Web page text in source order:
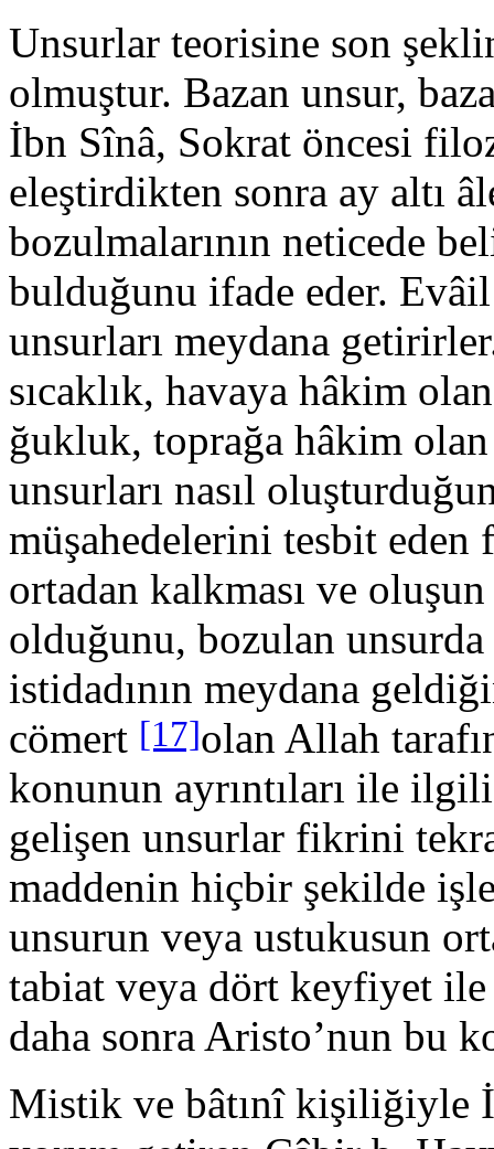
Unsurlar teorisine son
olmuştur. Bazan unsur,
İbn Sînâ, Sokrat öncesi
eleştirdik­ten sonra ay altı
bozulmalarının neticede
bulduğunu ifade eder.
unsurları meydana
sıcaklık, havaya hâ­kim
ğukluk, toprağa hâkim
unsurları nasıl
müşahedelerini tesbit
ortadan kalkma­sı ve
olduğunu, bozulan
istidadının meyda­na
cömert [17]olan Allah
konunun ay­rıntıları ile
gelişen unsurlar fikrini
maddenin hiçbir şekil­de
unsurun veya ustukusun
tabiat veya dört keyfiyet ile
daha sonra Aristo’nun bu
Mistik ve bâtınî kişiliğiyle